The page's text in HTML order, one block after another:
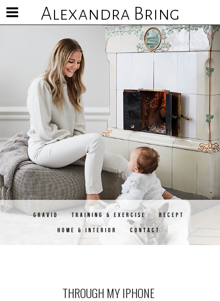
Alexandra Bring
Visa/göm
meny
GRAVID TRAINING & EXERCISE RECEPT
HOME & INTERIOR CONTACT
THROUGH MY IPHONE